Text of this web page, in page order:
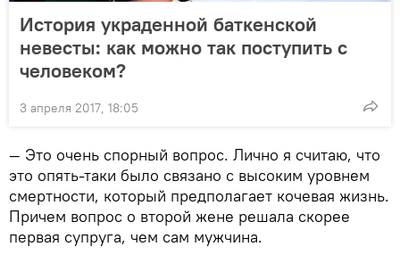
История украденной баткенской
невесты: как можно так поступить с
человеком?
3 апреля 2017, 18:05
— Это очень спорный вопрос. Лично я считаю, что
это опять-таки было связано с высоким уровнем
смертности, который предполагает кочевая жизнь.
Причем вопрос о второй жене решала скорее
первая супруга, чем сам мужчина.